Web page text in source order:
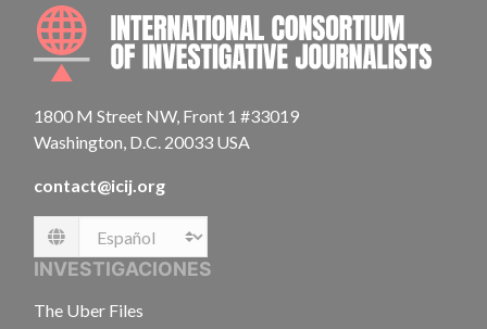
1800 M Street NW, Front 1 #33019
Washington, D.C. 20033 USA
contact@icij.org
Language
INVESTIGACIONES
The Uber Files